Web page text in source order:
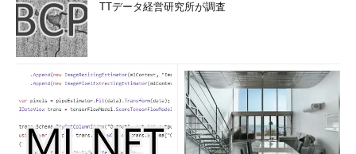
TTデータ経営研究所が調査